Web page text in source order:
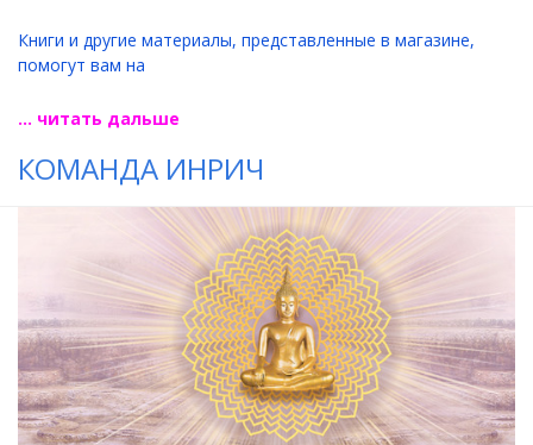
Книги и другие материалы, представленные в магазине,
помогут вам на
... читать дальше
КОМАНДА ИНРИЧ